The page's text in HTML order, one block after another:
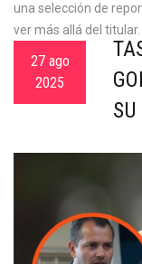
una selección de
ver más allá del titular.
27 ago
2025